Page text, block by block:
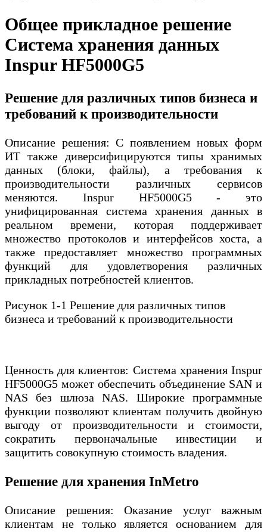
Общее прикладное решение
Система хранения данных
Inspur HF5000G5
Решение для различных типов бизнеса и
требований к производительности
Описание решения: С появлением новых форм
ИТ также диверсифицируются типы хранимых
данных (блоки, файлы), а требования к
производительности различных сервисов
меняются. Inspur HF5000G5 - это
унифицированная система хранения данных в
реальном времени, которая поддерживает
множество протоколов и интерфейсов хоста, а
также предоставляет множество программных
функций для удовлетворения различных
прикладных потребностей клиентов.
Рисунок 1-1 Решение для различных типов
бизнеса и требований к производительности
Ценность для клиентов: Система хранения Inspur
HF5000G5 может обеспечить объединение SAN и
NAS без шлюза NAS. Широкие программные
функции позволяют клиентам получить двойную
выгоду от производительности и стоимости,
сократить первоначальные инвестиции и
защитить совокупную стоимость владения.
Решение для хранения InMetro
Описание решения: Оказание услуг важным
клиентам не только является основанием для